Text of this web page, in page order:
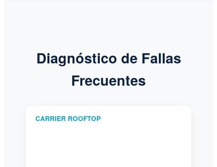
Diagnóstico de Fallas
Frecuentes
CARRIER ROOFTOP